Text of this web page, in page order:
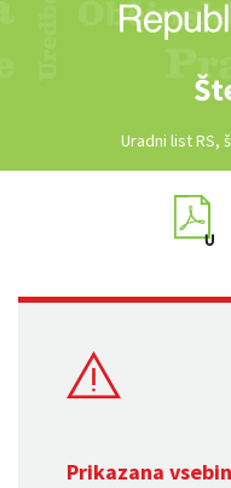
Uradni list RS,
Prikazana